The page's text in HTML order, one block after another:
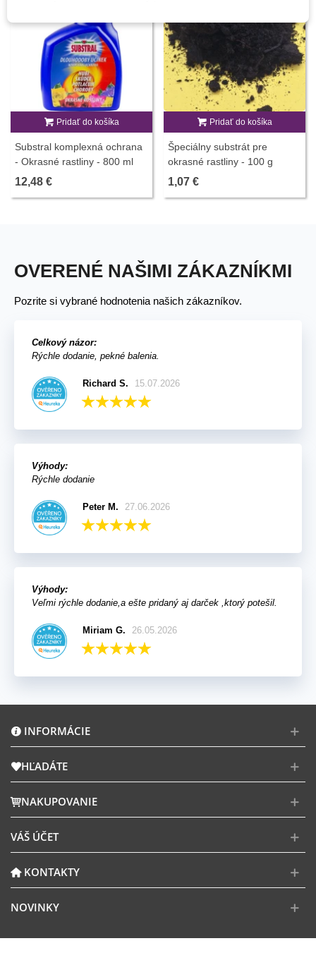
Pridať do košíka
Substral komplexná ochrana
- Okrasné rastliny - 800 ml
12,48 €
Pridať do košíka
Špeciálny substrát pre
okrasné rastliny - 100 g
1,07 €
OVERENÉ NAŠIMI ZÁKAZNÍKMI
Pozrite si vybrané hodnotenia našich zákazníkov.
Celkový názor:
Rýchle dodanie, pekné balenia.
Richard S. 15.07.2026
Výhody:
Rýchle dodanie
Peter M. 27.06.2026
Výhody:
Veľmi rýchle dodanie,a ešte pridaný aj darček ,ktorý potešil.
Miriam G. 26.05.2026
INFORMÁCIE
HĽADÁTE
NAKUPOVANIE
VÁŠ ÚČET
KONTAKTY
NOVINKY